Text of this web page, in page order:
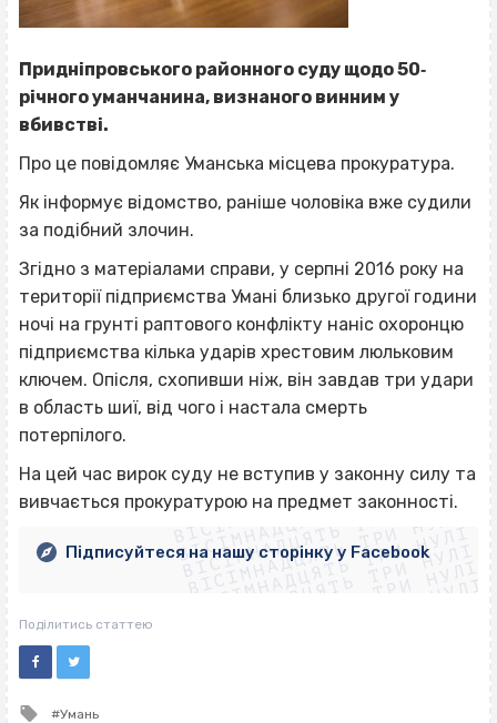
Придніпровського районного суду щодо 50‐
річного уманчанина, визнаного винним у
вбивстві.
Про це повідомляє Уманська місцева прокуратура.
Як інформує відомство, раніше чоловіка вже судили
за подібний злочин.
Згідно з матеріалами справи, у серпні 2016 року на
території підприємства Умані близько другої години
ночі на грунті раптового конфлікту наніс охоронцю
підприємства кілька ударів хрестовим люльковим
ключем. Опісля, схопивши ніж, він завдав три удари
в область шиї, від чого і настала смерть
потерпілого.
На цей час вирок суду не вступив у законну силу та
вивчається прокуратурою на предмет законності.
ВІСІМНАДЦЯТЬ ТРИ НУЛІ
ВІСІМНАДЦЯТЬ ТРИ НУЛІ
ВІСІМНАДЦЯТЬ ТРИ НУЛІ
ВІСІМНАДЦЯТЬ ТРИ НУЛІ
ВІСІМНАДЦЯТЬ ТРИ НУЛІ
ВІСІМНАДЦЯТЬ ТРИ НУЛІ
ВІСІМНАДЦЯТЬ ТРИ НУЛІ
ВІСІМНАДЦЯТЬ ТРИ НУЛІ
Підписуйтеся на нашу сторінку у Facebook
Поділитись статтею
Tagged
Умань